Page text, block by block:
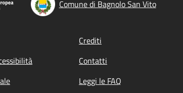
Comune di Bagnolo San Vito
Crediti
Contatti
Leggi le FAQ